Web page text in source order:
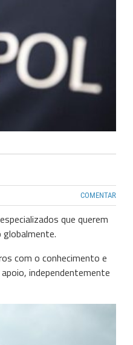
COMENTAR
que querem
com o conhecimento e
independentemente